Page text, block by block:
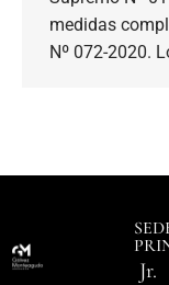
medidas
Nº 072-2020.
Jr.